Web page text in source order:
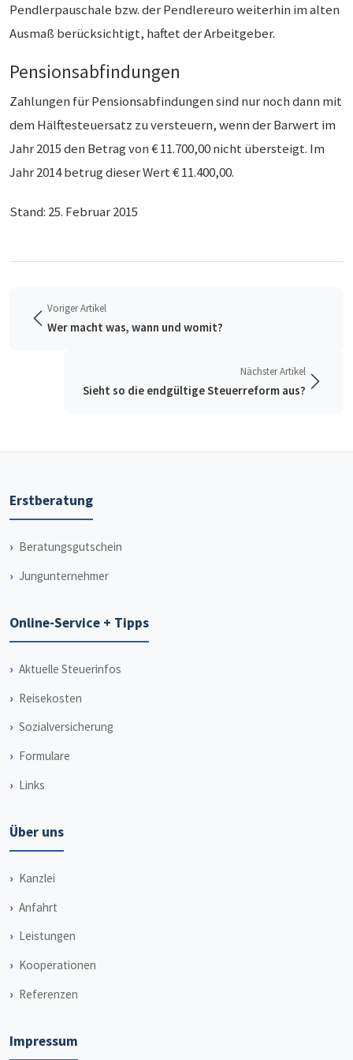
Pendlerpauschale bzw. der Pendlereuro weiterhin im alten
Ausmaß berücksichtigt, haftet der Arbeitgeber.
Pensionsabfindungen
Zahlungen für Pensionsabfindungen sind nur noch dann mit
dem Hälftesteuersatz zu versteuern, wenn der Barwert im
Jahr 2015 den Betrag von € 11.700,00 nicht übersteigt. Im
Jahr 2014 betrug dieser Wert € 11.400,00.
Stand: 25. Februar 2015
Voriger Artikel
Wer macht was, wann und womit?
Nächster Artikel
Sieht so die endgültige Steuerreform aus?
Erstberatung
Beratungsgutschein
Jungunternehmer
Online-Service + Tipps
Aktuelle Steuerinfos
Reisekosten
Sozialversicherung
Formulare
Links
Über uns
Kanzlei
Anfahrt
Leistungen
Kooperationen
Referenzen
Impressum